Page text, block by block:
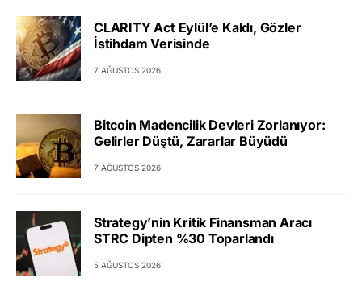
CLARITY Act Eylül’e Kaldı, Gözler
İstihdam Verisinde
7 AĞUSTOS 2026
Bitcoin Madencilik Devleri Zorlanıyor:
Gelirler Düştü, Zararlar Büyüdü
7 AĞUSTOS 2026
Strategy’nin Kritik Finansman Aracı
STRC Dipten %30 Toparlandı
5 AĞUSTOS 2026